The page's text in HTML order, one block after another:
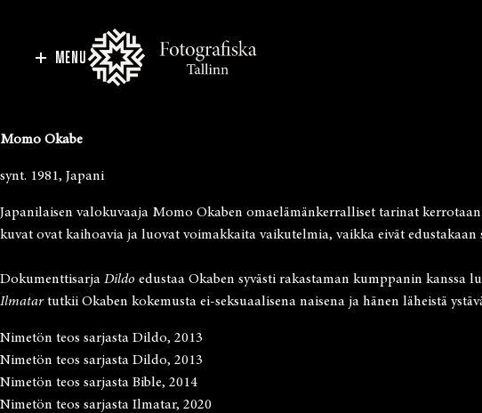
MENU
Momo Okabe
synt. 1981, Japani
Japanilaisen valokuvaaja Momo Okaben omaelämänkerralliset tarinat
kuvat ovat kaihoavia ja luovat voimakkaita vaikutelmia, vaikka eivät
Dokumenttisarja Dildo edustaa Okaben syvästi rakastaman kumppanin kanssa
Ilmatartutkii Okaben kokemusta ei-seksuaalisena naisena ja hänen läheistä
Nimetön teos sarjasta Dildo, 2013
Nimetön teos sarjasta Dildo, 2013
Nimetön teos sarjasta Bible, 2014
Nimetön teos sarjasta Ilmatar, 2020